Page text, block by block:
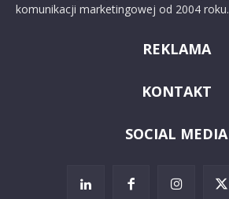
komunikacji marketingowej od 2004 roku.
REKLAMA
KONTAKT
SOCIAL MEDIA